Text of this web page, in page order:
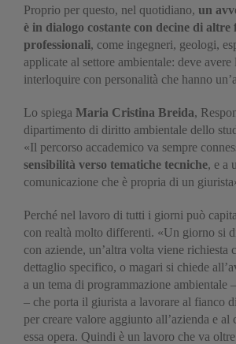
Proprio per questo, nel quotidiano, un
è in dialogo costante con decine di altre
professionali, come ingegneri, geologi,
applicate al settore ambientale: deve avere
interloquire con personalità che hanno
Lo spiega Maria Cristina Breida,
dipartimento di diritto ambientale dello
«Il percorso accademico va sempre
sensibilità verso tematiche tecniche, e a
comunicazione che è propria di un
Perché nel lavoro di tutti i giorni può
con realtà molto differenti. «Un giorno si
con aziende, un’altra volta viene richiesta
dettaglio specifico, o magari si chiede
a un tema di programmazione ambientale
– che porta il giurista a lavorare al fianco
per creare valore aggiunto all’azienda e al
essa opera. Quindi è un lavoro che va